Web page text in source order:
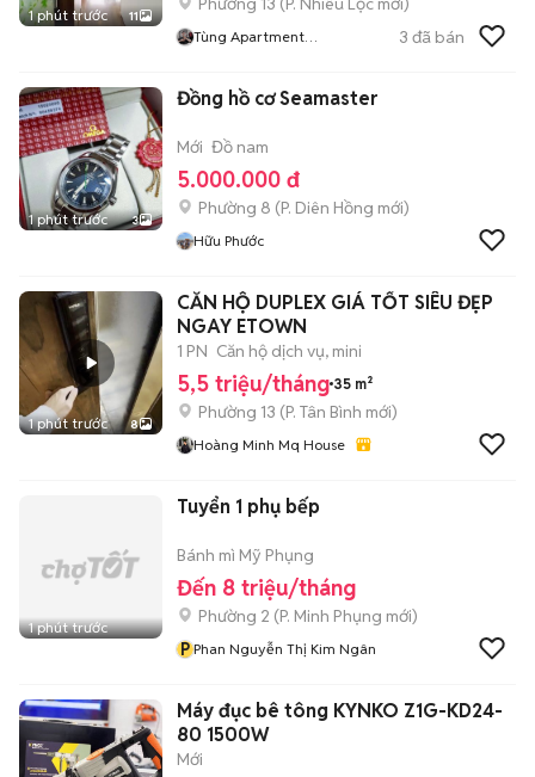
1 phút trước 11
Tùng Apartment
3 đã bán
1 phút trước 3
Đồng hồ cơ Seamaster
Mới Đồ nam
5.000.000 đ
Phường 8 (P. Diên Hồng mới)
Hữu Phước
1 phút trước 8
CĂN HỘ DUPLEX GIÁ TỐT SIÊU ĐẸP
NGAY ETOWN
1 PN Căn hộ dịch vụ, mini
5,5 triệu/tháng 35 m²
Phường 13 (P. Tân Bình mới)
Hoàng Minh Mq House
1 phút trước
Tuyển 1 phụ bếp
Bánh mì Mỹ Phụng
Đến 8 triệu/tháng
Phường 2 (P. Minh Phụng mới)
P Phan Nguyễn Thị Kim Ngân
Máy đục bê tông KYNKO Z1G-KD24-
80 1500W
Mới